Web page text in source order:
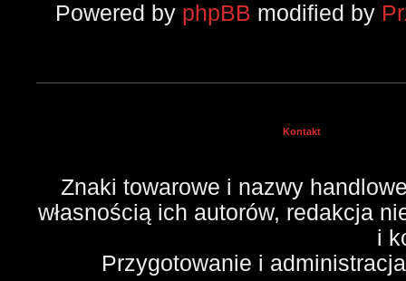
Powered by phpBB modified by
Kontakt
Znaki towarowe i nazwy
własnością ich autorów, redakcja
i
Przygotowanie i